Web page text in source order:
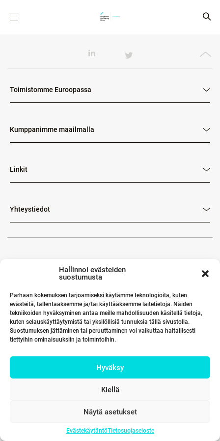
Hallinnoi evästeiden
suostumusta
Parhaan kokemuksen tarjoamiseksi käytämme teknologioita, kuten
evästeitä, tallentaaksemme ja/tai käyttääksemme laitetietoja. Näiden
tekniikoiden hyväksyminen antaa meille mahdollisuuden käsitellä tietoja,
kuten selauskäyttäytymistä tai yksilöllisiä tunnuksia tällä sivustolla.
Suostumuksen jättäminen tai peruuttaminen voi vaikuttaa haitallisesti
tiettyihin ominaisuuksiin ja toimintoihin.
Hyväksy
Kiellä
Näytä asetukset
EvästekäytäntöTietosuojaseloste
Toimistomme Euroopassa
Kumppanimme maailmalla
Linkit
Yhteystiedot